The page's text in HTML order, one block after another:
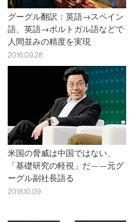
グーグル翻訳：英語→スペイン
語、英語→ポルトガル語などで
人間並みの精度を実現
2016.09.28
米国の脅威は中国ではない、
「基礎研究の軽視」だ——元グ
ーグル副社長語る
2018.10.09